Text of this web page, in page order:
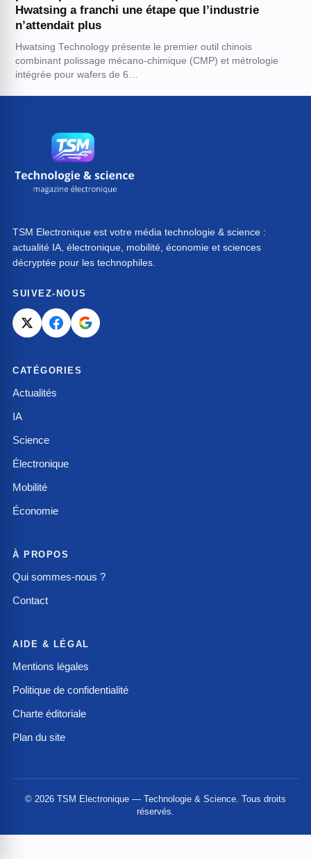
Hwatsing a franchi une étape que l’industrie
n’attendait plus
Hwatsing Technology présente le premier outil chinois
combinant polissage mécano-chimique (CMP) et métrologie
intégrée pour wafers de 6…
TSM Electronique est votre média technologie & science :
actualité IA, électronique, mobilité, économie et sciences
décryptée pour les technophiles.
SUIVEZ-NOUS
CATÉGORIES
Actualités
IA
Science
Électronique
Mobilité
Économie
À PROPOS
Qui sommes-nous ?
Contact
AIDE & LÉGAL
Mentions légales
Politique de confidentialité
Charte éditoriale
Plan du site
© 2026 TSM Electronique — Technologie & Science. Tous droits
réservés.